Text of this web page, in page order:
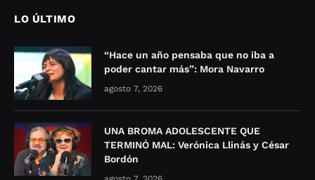
LO ÚLTIMO
“Hace un año pensaba que no iba a
poder cantar más”: Mora Navarro
agosto 7, 2026
UNA BROMA ADOLESCENTE QUE
TERMINÓ MAL: Verónica Llinás y César
Bordón